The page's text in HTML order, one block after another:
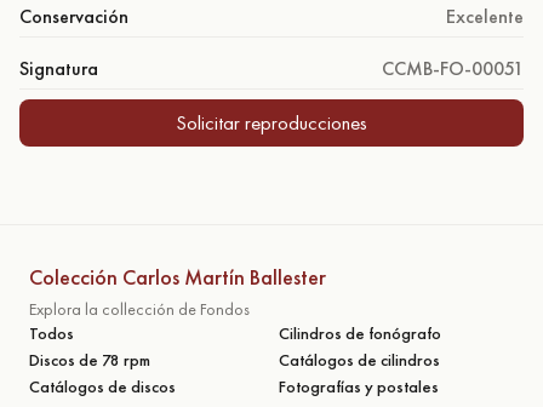
Conservación Excelente
Signatura CCMB-FO-00051
Solicitar reproducciones
Colección Carlos Martín Ballester
Explora la collección de Fondos
Todos
Cilindros de fonógrafo
Discos de 78 rpm
Catálogos de cilindros
Catálogos de discos
Fotografías y postales